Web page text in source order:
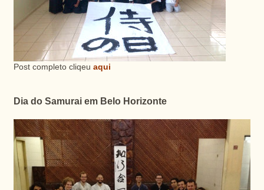
Post completo cliqeu aqui
Dia do Samurai em Belo Horizonte